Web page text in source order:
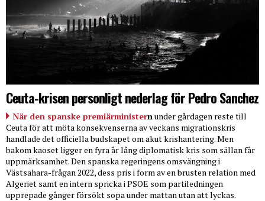
Ceuta-krisen personligt nederlag för Pedro Sanchez
När den spanske premiärministernunder gårdagen reste till
Ceuta för att möta konsekvenserna av veckans migrationskris
handlade det officiella budskapet om akut krishantering. Men
bakom kaoset ligger en fyra år lång diplomatisk kris som sällan får
uppmärksamhet. Den spanska regeringens omsvängning i
Västsahara-frågan 2022, dess pris i form av en brusten relation med
Algeriet samt en intern spricka i PSOE som partiledningen
upprepade gånger försökt sopa under mattan utan att lyckas.